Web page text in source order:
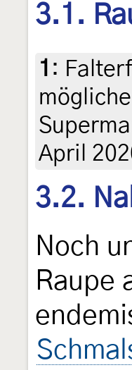
3.1.
1 :
April
3.2.
Noch
Raupe